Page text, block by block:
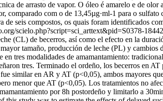
de arrasto de vapor. O óleo é amarelo e de
com o de 13,45µg·ml-1 para o sulfato
seis compostos, os quais foram identificados
scielo.php?script=sci_arttext&pid=S0378-
(CL) de becerros, así como el efecto en la
tamaño, producción de leche (PL) y cambios
en tres modalidades de amamantamiento:
tres. Terminado el ordeño, los becerros en
similar en AR y AT (p<0,05), ambos mayores
menor que AT (p<0,05). Los tratamientos no
por 8h postordeño y limitarlo a